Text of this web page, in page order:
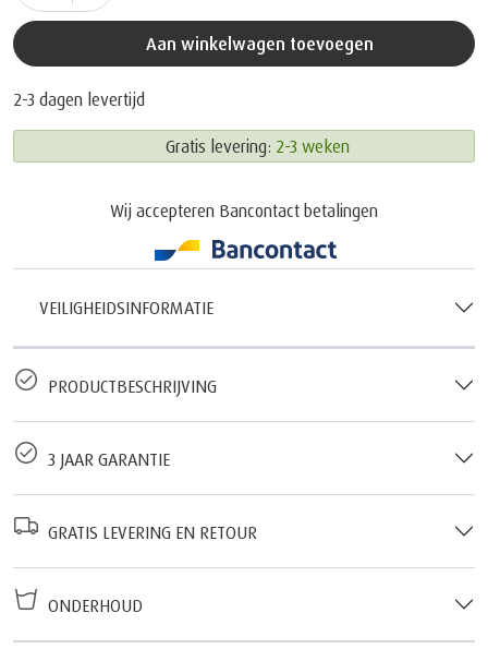
Aan winkelwagen toevoegen
2-3 dagen levertijd
Gratis levering: 2-3 weken
Wij accepteren Bancontact betalingen
VEILIGHEIDSINFORMATIE
PRODUCTBESCHRIJVING
3 JAAR GARANTIE
GRATIS LEVERING EN RETOUR
ONDERHOUD